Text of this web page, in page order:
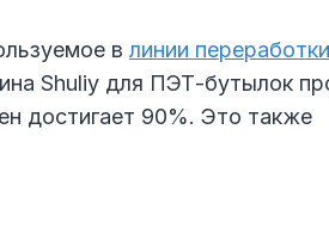
в линии
Shuliy для ПЭТ-бутылок
достигает 90%. Это также